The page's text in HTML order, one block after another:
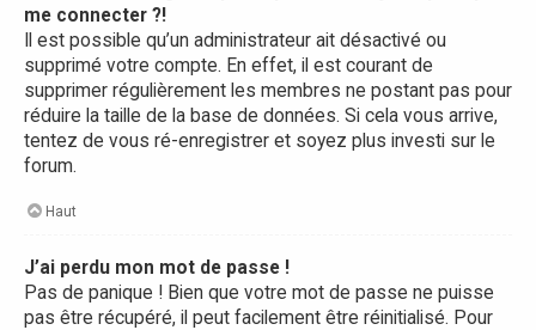
me connecter ?!
Il est possible qu’un administrateur ait désactivé ou
supprimé votre compte. En effet, il est courant de
supprimer régulièrement les membres ne postant pas pour
réduire la taille de la base de données. Si cela vous arrive,
tentez de vous ré-enregistrer et soyez plus investi sur le
forum.
Haut
J’ai perdu mon mot de passe !
Pas de panique ! Bien que votre mot de passe ne puisse
pas être récupéré, il peut facilement être réinitialisé. Pour